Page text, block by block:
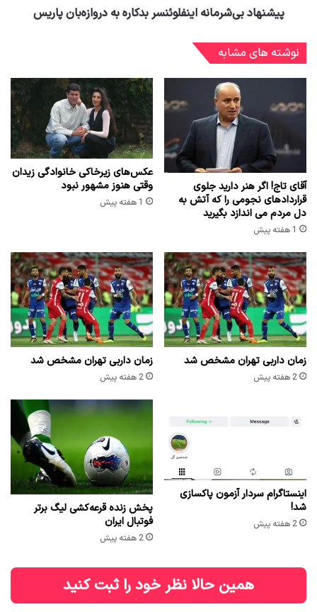
پیشنهاد بی‌شرمانه اینفلوئنسر بدکاره به دروازه‌بان پاریس
نوشته های مشابه
آقای تاج! اگر هنر دارید جلوی
قراردادهای نجومی را که آتش به
دل مردم می اندازد بگیرید
1 هفته پیش
عکس‌های زیرخاکی خانوادگی زیدان
وقتی هنوز مشهور نبود
1 هفته پیش
زمان داربی تهران مشخص شد
2 هفته پیش
زمان داربی تهران مشخص شد
2 هفته پیش
اینستاگرام سردار آزمون پاکسازی
شد!
2 هفته پیش
پخش زنده قرعه‌کشی لیگ برتر
فوتبال ایران
2 هفته پیش
همین حالا نظر خود را ثبت کنید